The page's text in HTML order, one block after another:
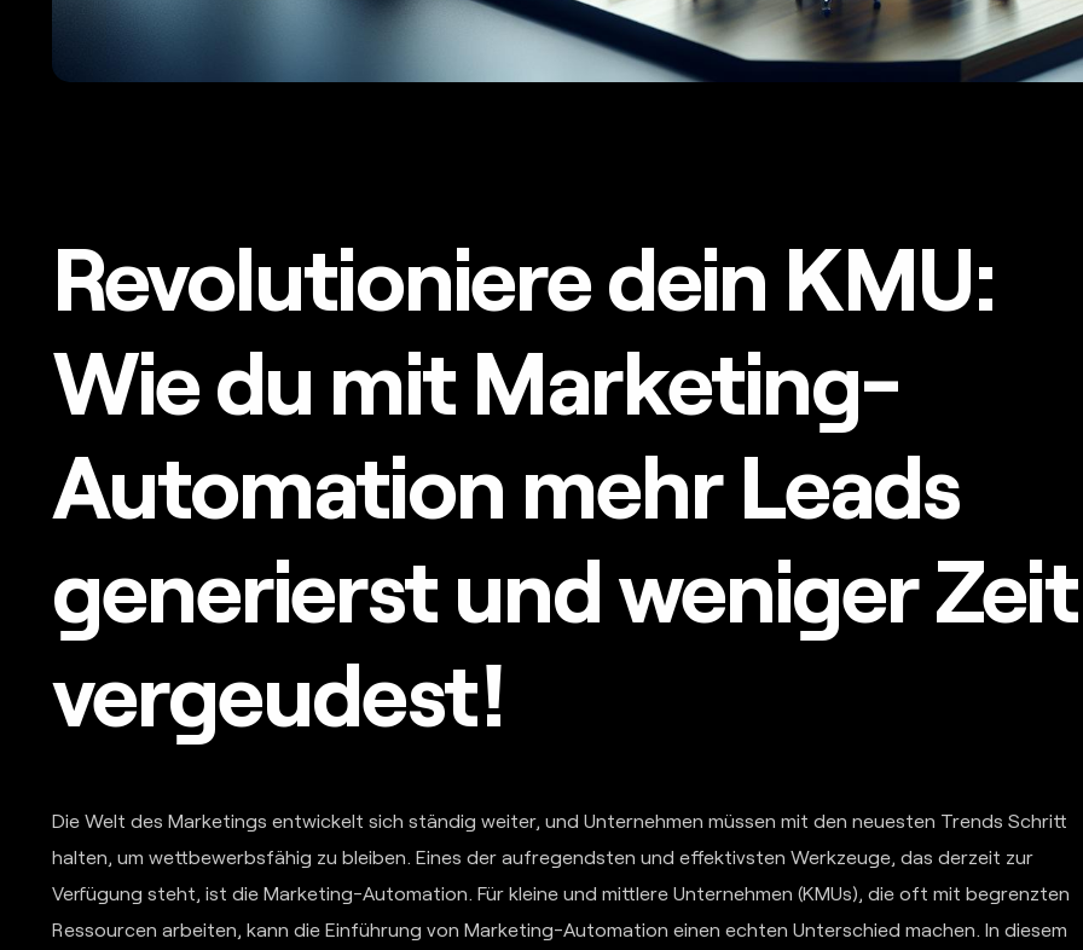
Revolutioniere dein KMU:
Wie du mit Marketing-
Automation mehr Leads
generierst und weniger Zeit
vergeudest!
Die Welt des Marketings entwickelt sich ständig weiter, und Unternehmen müssen mit den neuesten Trends Schritt
halten, um wettbewerbsfähig zu bleiben. Eines der aufregendsten und effektivsten Werkzeuge, das derzeit zur
Verfügung steht, ist die Marketing-Automation. Für kleine und mittlere Unternehmen (KMUs), die oft mit begrenzten
Ressourcen arbeiten, kann die Einführung von Marketing-Automation einen echten Unterschied machen. In diesem